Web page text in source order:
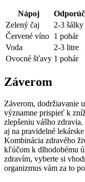
Nápoj
Zelený čaj
2-3 šálky
Červené víno 1 pohár
Voda
2-3 litre
Ovocné šťavy 1 pohár
Záverom
Záverom, dodržiavanie
významne prispieť k
zlepšeniu vášho‌
aj ⁣na ⁣pravidelné
Kombinácia zdravého
kľúčom k ⁣dlhodobému
zdravím, vyberte si
organizmus vám za to